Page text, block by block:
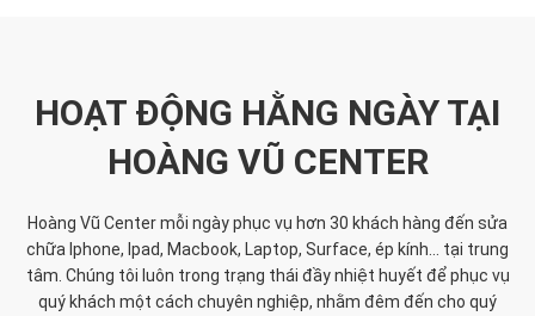
HOẠT ĐỘNG HẰNG NGÀY TẠI
HOÀNG VŨ CENTER
Hoàng Vũ Center mỗi ngày phục vụ hơn 30 khách hàng đến sửa
chữa Iphone, Ipad, Macbook, Laptop, Surface, ép kính... tại trung
tâm. Chúng tôi luôn trong trạng thái đầy nhiệt huyết để phục vụ
quý khách một cách chuyên nghiệp, nhằm đêm đến cho quý